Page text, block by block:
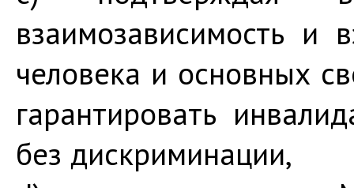
взаимозависимость и
человека и основных
гарантировать
без дискриминации,